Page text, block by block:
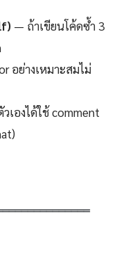
— ถ้าเขียนโค้ดซ้ำ 3
อย่างเหมาะสมไม่
เองได้ใช้ comment